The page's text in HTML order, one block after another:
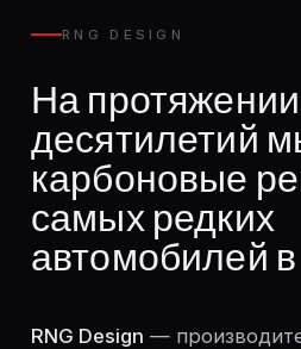
RNG DESIGN
На
десятилетий
карбоновые
самых редких
автомобилей
RNG Design —